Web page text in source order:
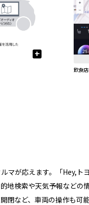
+
飲食
マが応えます。「Hey,ト
地検索や天気予報などの
閉など、車両の操作も可